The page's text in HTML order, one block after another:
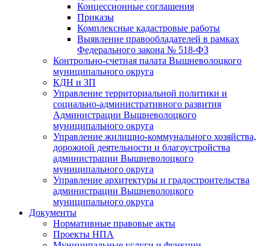
Концессионные соглашения
Приказы
Комплексные кадастровые работы
Выявление правообладателей в рамках
Федерального закона № 518-ФЗ
Контрольно-счетная палата Вышневолоцкого
муниципального округа
КДН и ЗП
Управление территориальной политики и
социально-административного развития
Администрации Вышневолоцкого
муниципального округа
Управление жилищно-коммунального хозяйства,
дорожной деятельности и благоустройства
администрации Вышневолоцкого
муниципального округа
Управление архитектуры и градостроительства
администрации Вышневолоцкого
муниципального округа
Документы
Нормативные правовые акты
Проекты НПА